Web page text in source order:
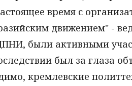
время с
движением" -
были активными
был за глаза
кремлевские